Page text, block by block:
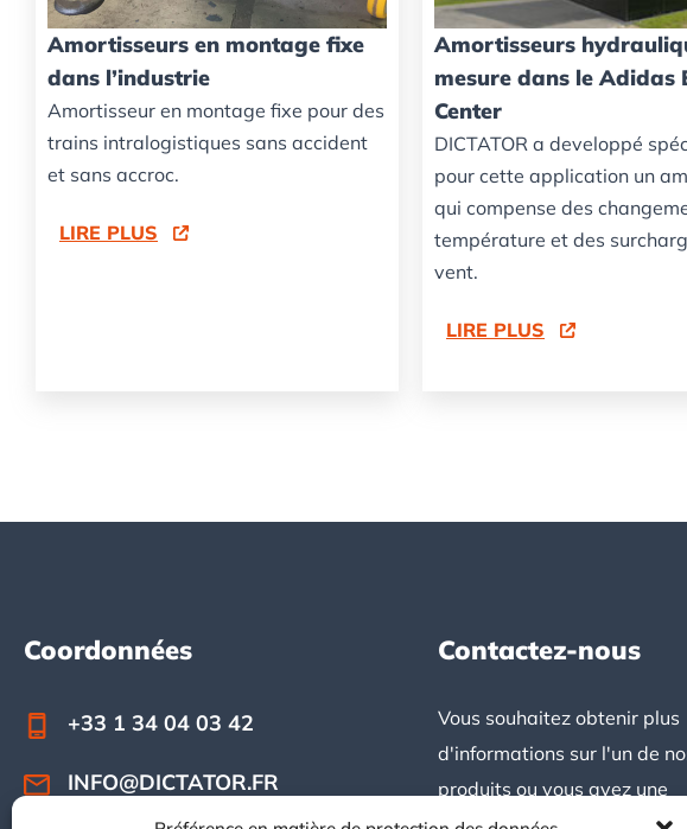
Amortisseurs en montage fixe
dans l’industrie
Amortisseur en montage fixe pour des
trains intralogistiques sans accident
et sans accroc.
LIRE PLUS
Amortisseurs
mesure dans le Adidas
Center
DICTATOR a developpé
pour cette application un
qui compense des
température et des
vent.
LIRE PLUS
Footer
Coordonnées
+33 1 34 04 03 42
INFO@DICTATOR.FR
Contactez-nous
Vous souhaitez obtenir plus
d'informations sur l'un de
produits ou vous avez une
question ? N'hésitez pas à